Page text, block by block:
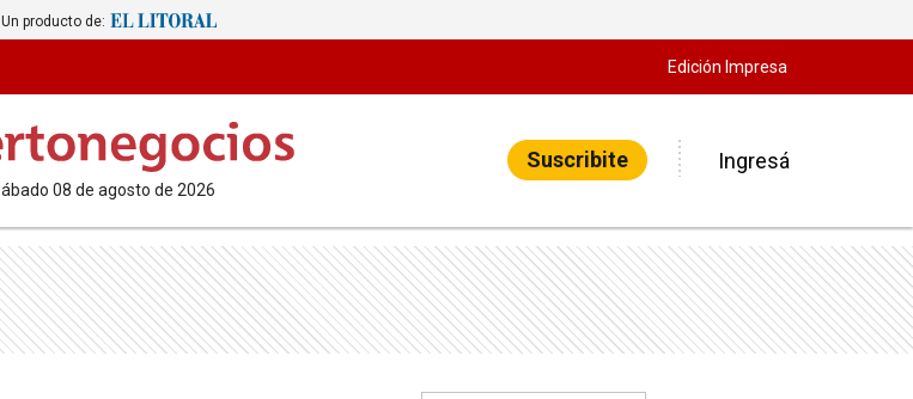
Un producto de:
Edición Impresa
sábado 08 de agosto de 2026
Suscribite Ingresá